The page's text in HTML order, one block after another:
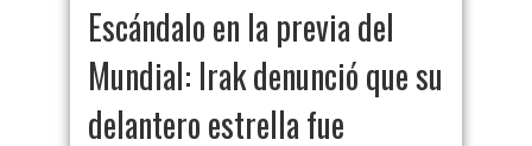
Escándalo en la previa del
Mundial: Irak denunció que su
delantero estrella fue